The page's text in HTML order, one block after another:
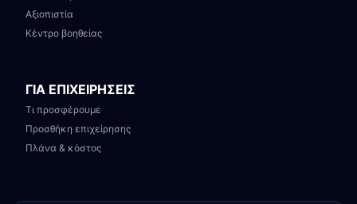
Αξιοπιστία
Κέντρο βοηθείας
ΓΙΑ ΕΠΙΧΕΙΡΗΣΕΙΣ
Τι προσφέρουμε
Προσθήκη επιχείρησης
Πλάνα & κόστος